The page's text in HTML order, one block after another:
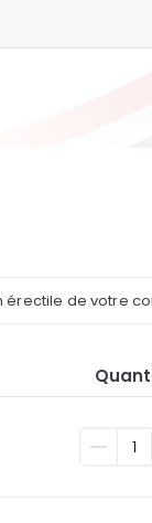
érectile de votre